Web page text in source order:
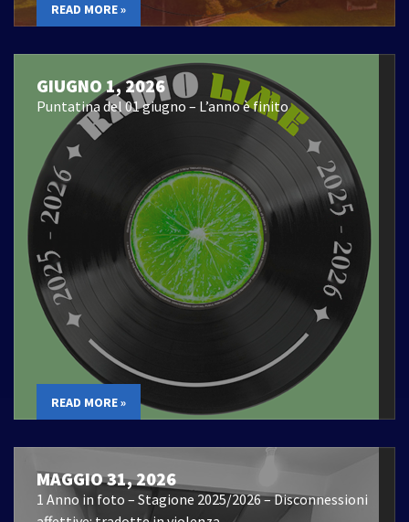
READ MORE »
GIUGNO 1, 2026
Puntatina del 01 giugno – L’anno è finito
READ MORE »
MAGGIO 31, 2026
1 Anno in foto – Stagione 2025/2026 – Disconnessioni